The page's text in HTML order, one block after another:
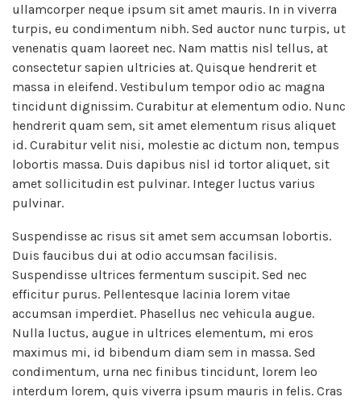
ullamcorper neque ipsum sit amet mauris. In in viverra
turpis, eu condimentum nibh. Sed auctor nunc turpis, ut
venenatis quam laoreet nec. Nam mattis nisl tellus, at
consectetur sapien ultricies at. Quisque hendrerit et
massa in eleifend. Vestibulum tempor odio ac magna
tincidunt dignissim. Curabitur at elementum odio. Nunc
hendrerit quam sem, sit amet elementum risus aliquet
id. Curabitur velit nisi, molestie ac dictum non, tempus
lobortis massa. Duis dapibus nisl id tortor aliquet, sit
amet sollicitudin est pulvinar. Integer luctus varius
pulvinar.
Suspendisse ac risus sit amet sem accumsan lobortis.
Duis faucibus dui at odio accumsan facilisis.
Suspendisse ultrices fermentum suscipit. Sed nec
efficitur purus. Pellentesque lacinia lorem vitae
accumsan imperdiet. Phasellus nec vehicula augue.
Nulla luctus, augue in ultrices elementum, mi eros
maximus mi, id bibendum diam sem in massa. Sed
condimentum, urna nec finibus tincidunt, lorem leo
interdum lorem, quis viverra ipsum mauris in felis. Cras